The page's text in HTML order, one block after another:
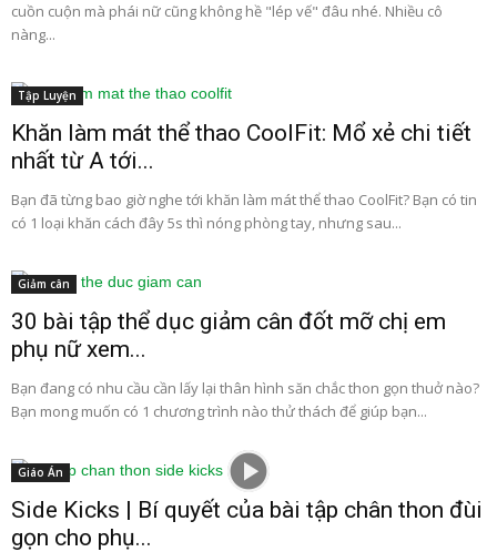
cuồn cuộn mà phái nữ cũng không hề "lép vế" đâu nhé. Nhiều cô
nàng...
Tập Luyện
Khăn làm mát thể thao CoolFit: Mổ xẻ chi tiết
nhất từ A tới...
Bạn đã từng bao giờ nghe tới khăn làm mát thể thao CoolFit? Bạn có tin
có 1 loại khăn cách đây 5s thì nóng phòng tay, nhưng sau...
Giảm cân
30 bài tập thể dục giảm cân đốt mỡ chị em
phụ nữ xem...
Bạn đang có nhu cầu cần lấy lại thân hình săn chắc thon gọn thuở nào?
Bạn mong muốn có 1 chương trình nào thử thách để giúp bạn...
Giáo Án
Side Kicks | Bí quyết của bài tập chân thon đùi
gọn cho phụ...